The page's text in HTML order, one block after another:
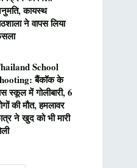
कायस्थ
ने वापस लिया
School
बैंकॉक के
स्कूल में गोलीबारी, 6
की मौत, हमलावर
ने खुद को भी मारी